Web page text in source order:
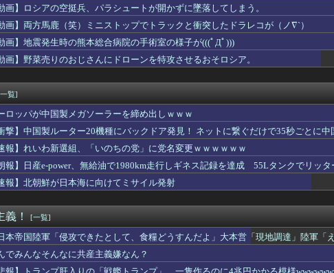
与える。『顔』『性格』『体型』に200ポイントを振り分けよ」←...
、お○ぱいがデカ過ぎて下着がパツパツになってしまうｗｗｗｗｗ...
岡村に世の夫たちが『大共感』してしまうｗｗｗｗｗｗｗｗ
者がヤバすぎるｗｗｗｗ退職まで2週間を切った後輩くん、やりたい...
為時間→3時間、嫁との性行為時間→15分wwwwwwwww
散る灼熱の「マンガ毎週末セール（50%還元）」を開催！
・アンソニーの2年前のブランソンの減額に対する発言が掘り返さ...
画】ロシアの空挺兵、パラシュートが開かずに墜落してしまう。
画】両方馬鹿（笑）ミニストップでトラックと衝突したドラレコが（ノ∇`）
画】地震発生時の熊本総合病院の手術室の様子が(((ﾟДﾟ)))
画】野菜売りのおじさんにドローンを特攻させるおそロシア。
覧]
ロッパが中国製メガソーラーを締め出しｗｗｗ
撃】中国製ルーター20機種にバックドア発見！ ネットに繋ぐだけで35秒ごとに
報】れいわ新選組、「いのちの党」に党名変更ｗｗｗｗｗｗ
報】日産e-power、無給油で1980km走行しギネス記録を達成 55Lタンクでリッタ
報】北朝鮮が日本海に向けてミサイル発射
義！ [一覧]
本帝国陸軍「侵攻できたとして、食糧どうすんだよ」大本営「現地調達」陸軍「え
でみんなそんなに共産主義嫌なん？